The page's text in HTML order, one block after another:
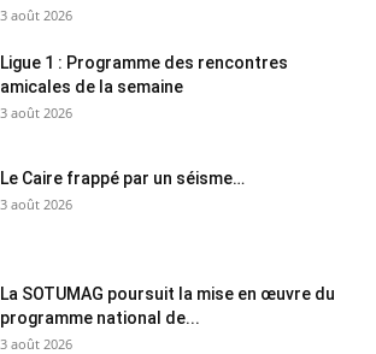
3 août 2026
Ligue 1 : Programme des rencontres
amicales de la semaine
3 août 2026
Le Caire frappé par un séisme…
3 août 2026
La SOTUMAG poursuit la mise en œuvre du
programme national de...
3 août 2026